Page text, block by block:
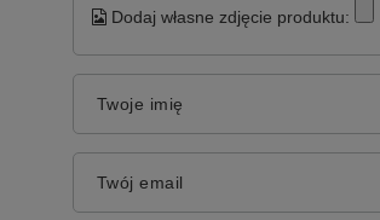
Dodaj własne zdjęcie produktu:
Twoje imię
Twój email